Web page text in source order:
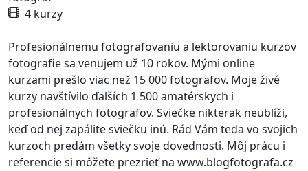
4 kurzy
Profesionálnemu fotografovaniu a lektorovaniu kurzov
fotografie sa venujem už 10 rokov. Mými online
kurzami prešlo viac než 15 000 fotografov. Moje živé
kurzy navštívilo ďalších 1 500 amatérskych i
profesionálnych fotografov. Sviečke nikterak neublíži,
keď od nej zapálite sviečku inú. Rád Vám teda vo svojich
kurzoch predám všetky svoje dovednosti. Môj prácu i
referencie si môžete prezrieť na www.blogfotografa.cz